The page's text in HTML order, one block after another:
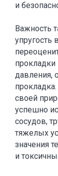
и
Важность
упругость
прокладки
давления,
своей
успешно
сосудов,
тяжелых
значения
и